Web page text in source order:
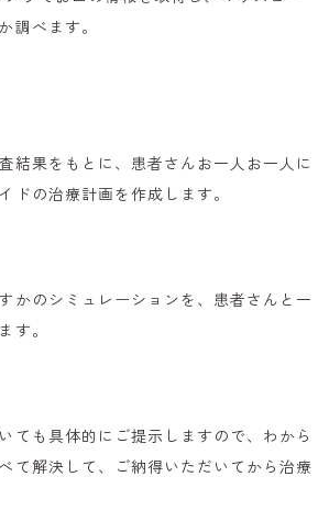
調べます。
結果をもとに、患者さんお一人お一人に
ドの治療計画を作成します。
かのシミュレーションを、患者さんと一
す。
ても具体的にご提示します ので、わから
て解決して、ご納得いただいてから治療